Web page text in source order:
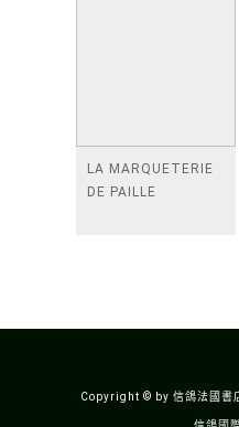
LA MARQUETERIE
DE PAILLE
Copyright © by 信鴿法國